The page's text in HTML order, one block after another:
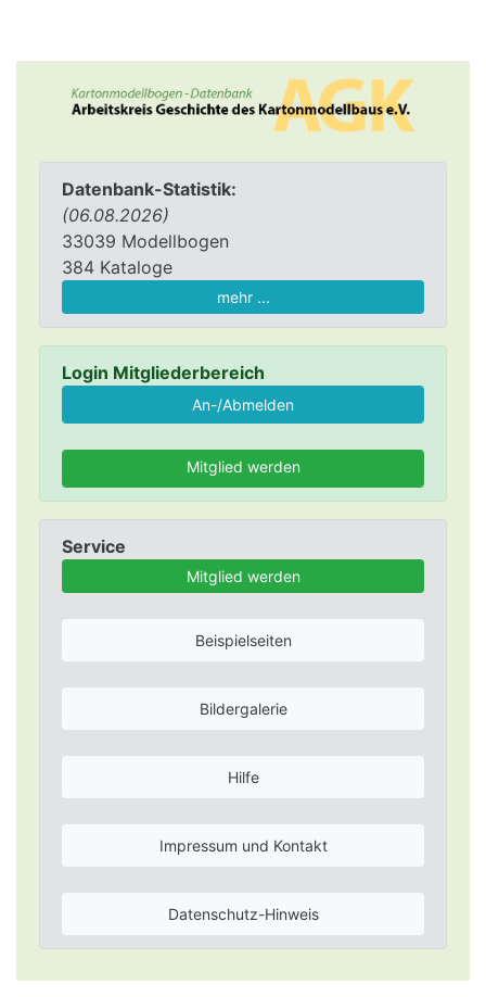
Datenbank-Statistik:
(06.08.2026)
33039 Modellbogen
384 Kataloge
mehr ...
Login Mitgliederbereich
Mitglied werden
Service
Mitglied werden
Beispielseiten
Bildergalerie
Hilfe
Impressum und Kontakt
Datenschutz-Hinweis